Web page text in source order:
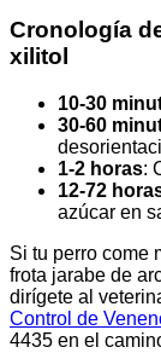
Cronología
xilitol
10-30
30-60
1-2 horas:
12-72
azúcar en
Si tu perro come
frota jarabe de
dirígete al
Control de
4435 en el